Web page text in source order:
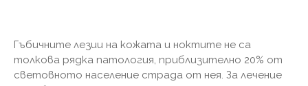
Гъбичните лезии на кожата и ноктите не са
толкова рядка патология, приблизително 20% от
световното население страда от нея. За лечение